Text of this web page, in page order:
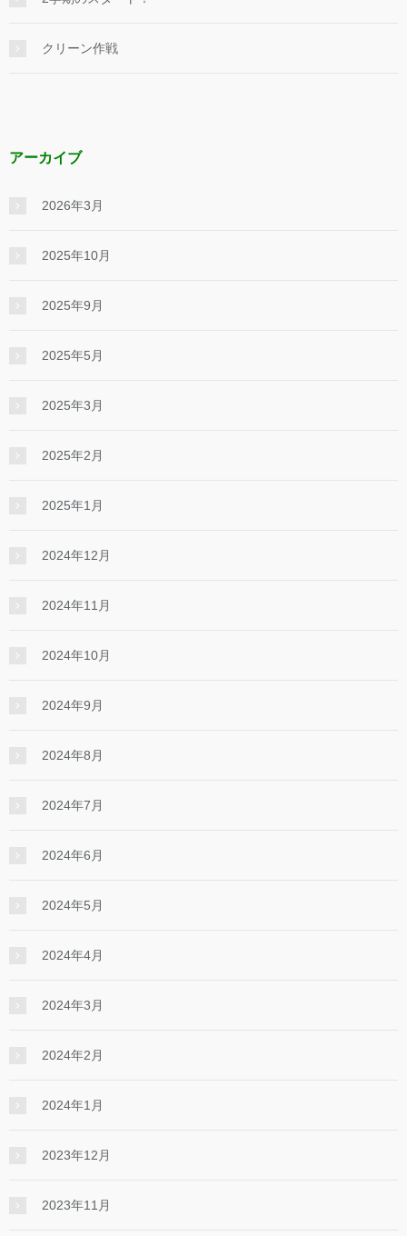
クリーン作戦
アーカイブ
2026年3月
2025年10月
2025年9月
2025年5月
2025年3月
2025年2月
2025年1月
2024年12月
2024年11月
2024年10月
2024年9月
2024年8月
2024年7月
2024年6月
2024年5月
2024年4月
2024年3月
2024年2月
2024年1月
2023年12月
2023年11月